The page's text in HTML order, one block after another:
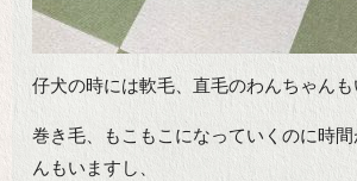
仔犬の時には軟毛、直毛のわんちゃんも
巻き毛、もこもこになっていくのに時
んもいますし、